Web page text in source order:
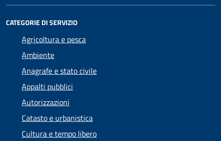
CATEGORIE DI SERVIZIO
Agricoltura e pesca
Ambiente
Anagrafe e stato civile
Appalti pubblici
Autorizzazioni
Catasto e urbanistica
Cultura e tempo libero